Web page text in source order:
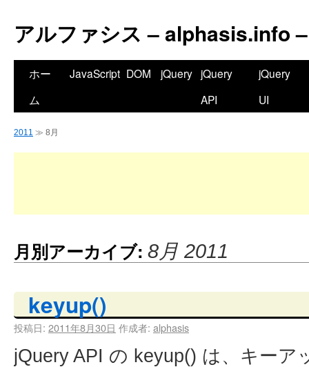
アルファシス – alphasis.info –
ホー
ム
JavaScript DOM jQuery jQuery
API
jQuery
UI
2011 ≫ 8月
月別アーカイブ: 8月 2011
keyup()
投稿日: 2011年8月30日 作成者: alphasis
jQuery API の keyup() は、キーア